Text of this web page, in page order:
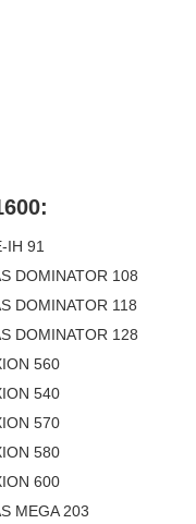
IH 91
DOMINATOR 108
DOMINATOR 118
DOMINATOR 128
560
540
570
580
600
MEGA 203